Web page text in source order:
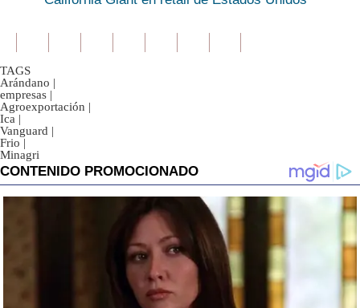
TAGS
Arándano |
empresas |
Agroexportación |
Ica |
Vanguard |
Frio |
Minagri